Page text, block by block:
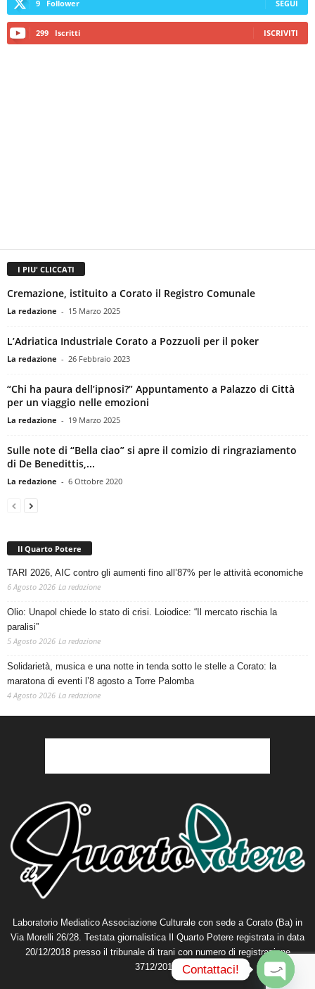
9 Follower SEGUI
299 Iscritti ISCRIVITI
I PIU' CLICCATI
Cremazione, istituito a Corato il Registro Comunale
La redazione - 15 Marzo 2025
L’Adriatica Industriale Corato a Pozzuoli per il poker
La redazione - 26 Febbraio 2023
“Chi ha paura dell’ipnosi?” Appuntamento a Palazzo di Città
per un viaggio nelle emozioni
La redazione - 19 Marzo 2025
Sulle note di “Bella ciao” si apre il comizio di ringraziamento
di De Benedittis,...
La redazione - 6 Ottobre 2020
Il Quarto Potere
TARI 2026, AIC contro gli aumenti fino all’87% per le attività economiche
6 Agosto 2026 La redazione
Olio: Unapol chiede lo stato di crisi. Loiodice: “Il mercato rischia la
paralisi”
5 Agosto 2026 La redazione
Solidarietà, musica e una notte in tenda sotto le stelle a Corato: la
maratona di eventi l’8 agosto a Torre Palomba
4 Agosto 2026 La redazione
Laboratorio Mediatico Associazione Culturale con sede a Corato (Ba) in
Via Morelli 26/28. Testata giornalistica Il Quarto Potere registrata in data
20/12/2018 presso il tribunale di trani con numero di registrazione
3712/2018.
Contattaci!